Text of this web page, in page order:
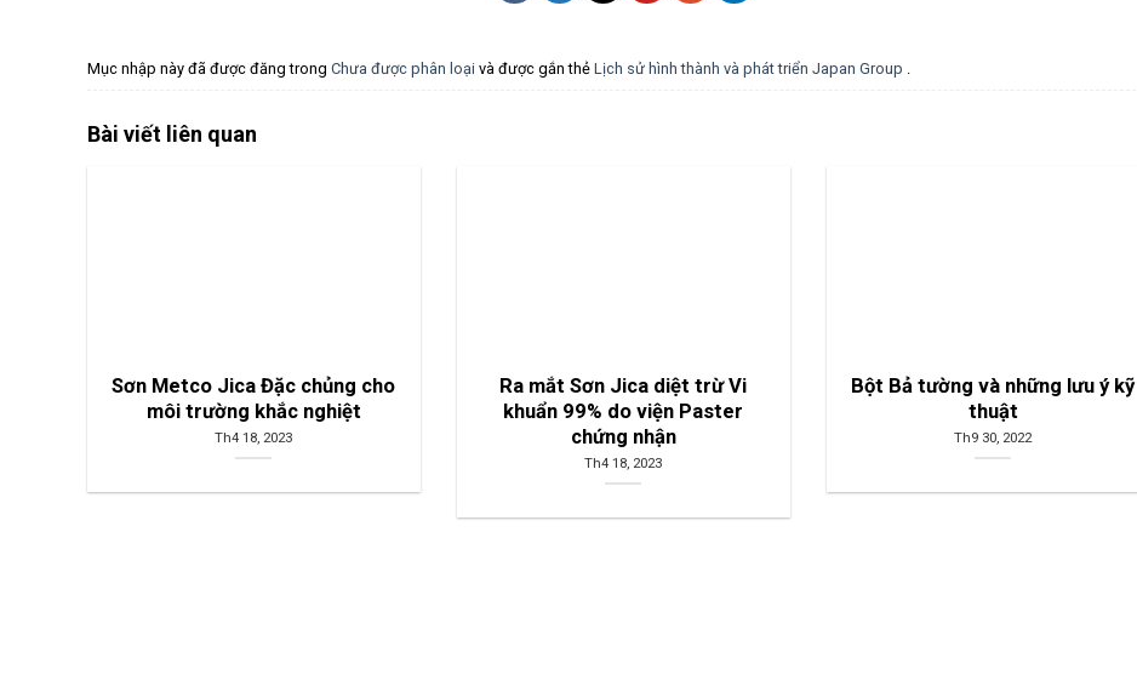
Mục nhập này đã được đăng trong Chưa được phân loại và được gắn thẻ Lịch sử hình thành và phát triển Japan Group
Bài viết liên quan
Sơn Metco Jica Đặc chủng cho
môi trường khắc nghiệt
Th4 18, 2023
Ra mắt Sơn Jica diệt trừ Vi
khuẩn 99% do viện Paster
chứng nhận
Th4 18, 2023
Bột Bả tường và những lưu ý kỹ
thuật
Th9 30, 2022